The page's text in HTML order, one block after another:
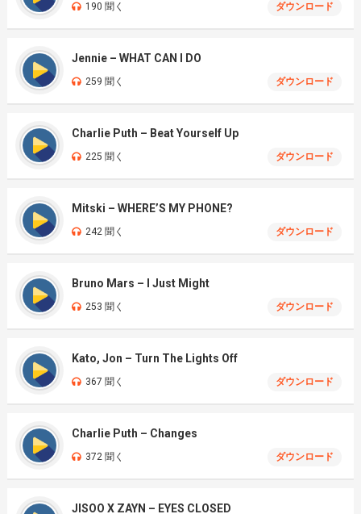
190 聞く ダウンロード
Jennie – WHAT CAN I DO
259 聞く ダウンロード
Charlie Puth – Beat Yourself Up
225 聞く ダウンロード
Mitski – WHERE’S MY PHONE?
242 聞く ダウンロード
Bruno Mars – I Just Might
253 聞く ダウンロード
Kato, Jon – Turn The Lights Off
367 聞く ダウンロード
Charlie Puth – Changes
372 聞く ダウンロード
JISOO X ZAYN – EYES CLOSED